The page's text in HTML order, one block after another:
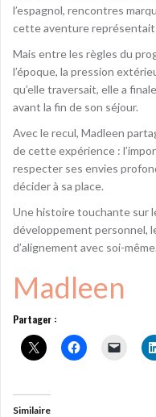
l’espagnol, rencontres
cette aventure
Mais entre les règles du
l’époque, la pression
qu’elle traversait, elle a
avant la fin de son séjour.
Avec le recul, Madleen
de cette expérience :
respecter ses envies
décider à sa place.
Une histoire touchante sur
développement personnel,
d’alignement avec soi-même.
Madleen
Partager :
Similaire